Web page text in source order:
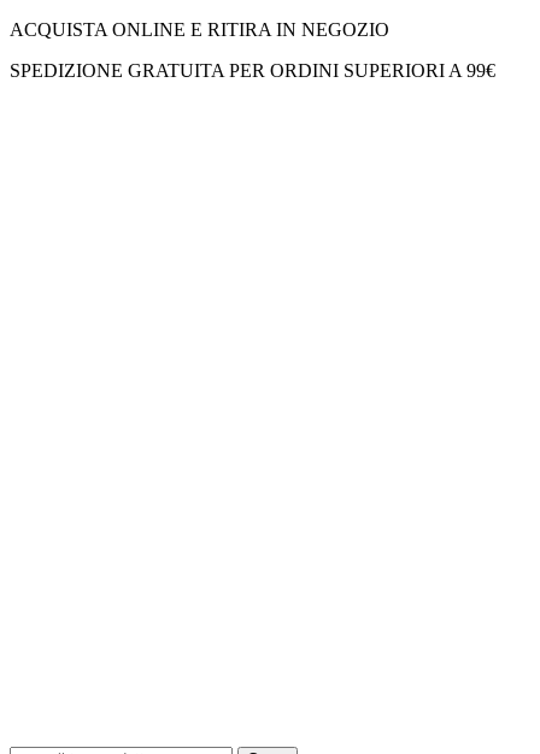
ACQUISTA ONLINE E RITIRA IN NEGOZIO
SPEDIZIONE GRATUITA PER ORDINI SUPERIORI A 99€